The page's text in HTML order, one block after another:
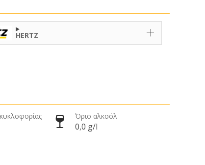
HERTZ
Όριο αλκοόλ
0,0 g/l